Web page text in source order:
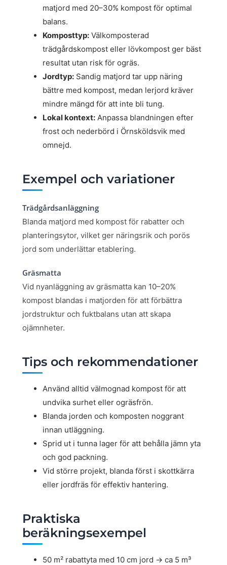
matjord med 20–30% kompost för optimal
balans.
Komposttyp: Välkomposterad
trädgårdskompost eller lövkompost ger bäst
resultat utan risk för ogräs.
Jordtyp: Sandig matjord tar upp näring
bättre med kompost, medan lerjord kräver
mindre mängd för att inte bli tung.
Lokal kontext: Anpassa blandningen efter
frost och nederbörd i Örnsköldsvik med
omnejd.
Exempel och variationer
Trädgårdsanläggning
Blanda matjord med kompost för rabatter och
planteringsytor, vilket ger näringsrik och porös
jord som underlättar etablering.
Gräsmatta
Vid nyanläggning av gräsmatta kan 10–20%
kompost blandas i matjorden för att förbättra
jordstruktur och fuktbalans utan att skapa
ojämnheter.
Tips och rekommendationer
Använd alltid välmognad kompost för att
undvika surhet eller ogräsfrön.
Blanda jorden och komposten noggrant
innan utläggning.
Sprid ut i tunna lager för att behålla jämn yta
och god packning.
Vid större projekt, blanda först i skottkärra
eller jordfräs för effektiv hantering.
Praktiska
beräkningsexempel
50 m² rabattyta med 10 cm jord → ca 5 m³